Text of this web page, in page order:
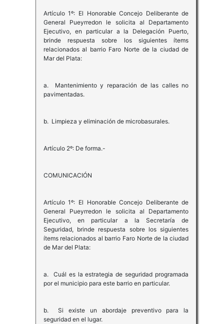
Artículo 1º: El Honorable Concejo Deliberante de
General Pueyrredon le solicita al Departamento
Ejecutivo, en particular a la Delegación Puerto,
brinde respuesta sobre los siguientes ítems
relacionados al barrio Faro Norte de la ciudad de
Mar del Plata:
a. Mantenimiento y reparación de las calles no
pavimentadas.
b. Limpieza y eliminación de microbasurales.
Artículo 2º: De forma.-
COMUNICACIÓN
Artículo 1º: El Honorable Concejo Deliberante de
General Pueyrredon le solicita al Departamento
Ejecutivo, en particular a la Secretaría de
Seguridad, brinde respuesta sobre los siguientes
ítems relacionados al barrio Faro Norte de la ciudad
de Mar del Plata:
a. Cuál es la estrategia de seguridad programada
por el municipio para este barrio en particular.
b. Si existe un abordaje preventivo para la
seguridad en el lugar.